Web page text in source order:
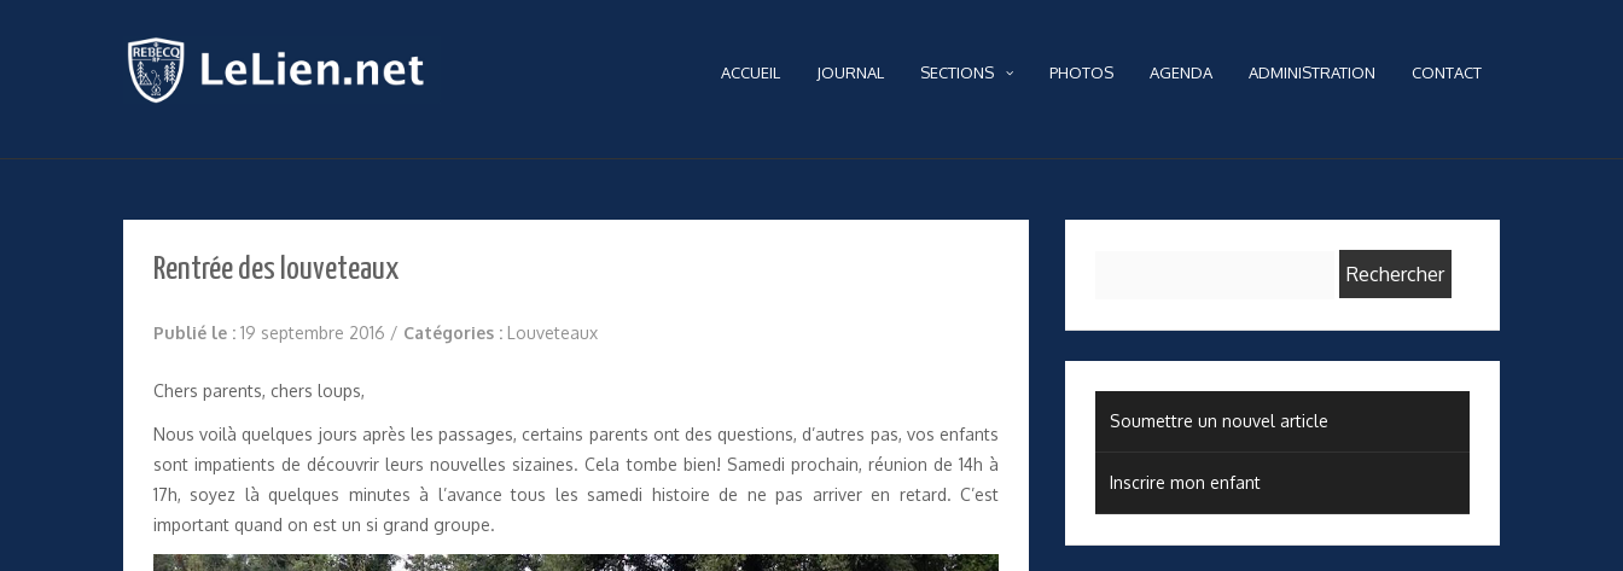
ACCUEIL JOURNAL SECTIONS PHOTOS AGENDA ADMINISTRATION CONTACT
Rentrée des louveteaux
Publié le : 19 septembre 2016 / Catégories : Louveteaux
Chers parents, chers loups,
Nous voilà quelques jours après les passages, certains parents ont des questions, d’autres pas, vos enfants
sont impatients de découvrir leurs nouvelles sizaines. Cela tombe bien! Samedi prochain, réunion de 14h à
17h, soyez là quelques minutes à l’avance tous les samedi histoire de ne pas arriver en retard. C’est
important quand on est un si grand groupe.
Soumettre un nouvel article
Inscrire mon enfant